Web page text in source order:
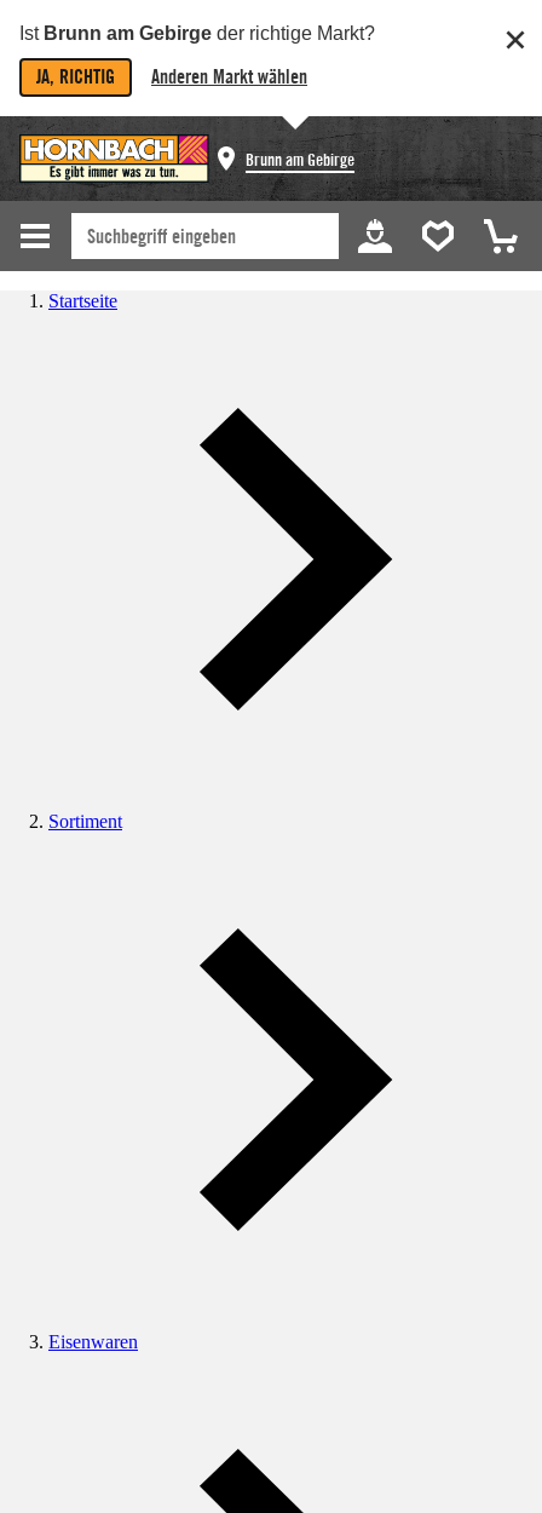
Ist Brunn am Gebirge der richtige Markt?
JA, RICHTIG Anderen Markt wählen
Brunn am Gebirge
Startseite
Sortiment
Eisenwaren